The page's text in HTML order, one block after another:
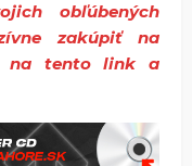
obľúbených
zakúpiť na
na tento link a